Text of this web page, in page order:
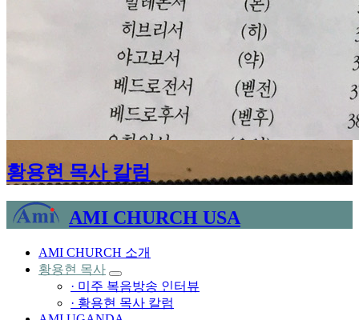
황용현 목사 칼럼
AMI CHURCH USA
AMI CHURCH 소개
황용현 목사
· 미주 복음방송 인터뷰
· 황용현 목사 칼럼